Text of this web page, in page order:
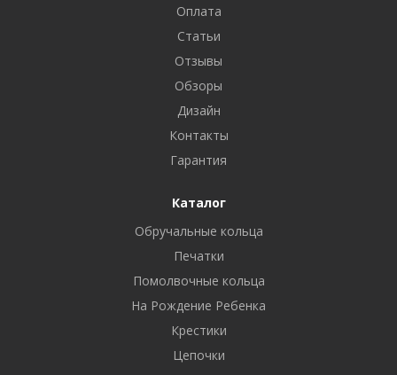
Оплата
Статьи
Отзывы
Обзоры
Дизайн
Контакты
Гарантия
Каталог
Обручальные кольца
Печатки
Помолвочные кольца
На Рождение Ребенка
Крестики
Цепочки